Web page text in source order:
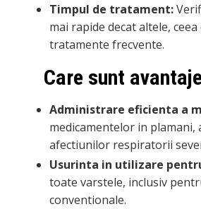
Timpul de tratament:
mai rapide decat altele,
tratamente frecvente.
Care sunt
Administrare eficienta a
medicamentelor in
afectiunilor respiratorii
Usurinta in utilizare
toate varstele, inclusiv
conventionale.